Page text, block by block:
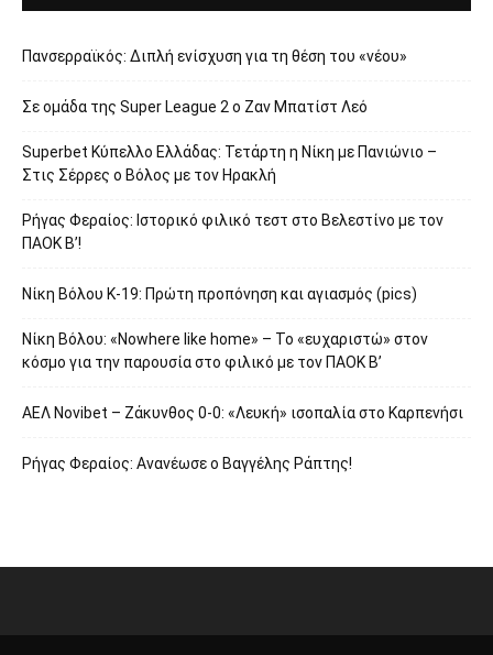
Πανσερραϊκός: Διπλή ενίσχυση για τη θέση του «νέου»
Σε ομάδα της Super League 2 o Ζαν Μπατίστ Λεό
Superbet Κύπελλο Ελλάδας: Τετάρτη η Νίκη με Πανιώνιο –
Στις Σέρρες ο Βόλος με τον Ηρακλή
Ρήγας Φεραίος: Ιστορικό φιλικό τεστ στο Βελεστίνο με τον
ΠΑΟΚ Β’!
Νίκη Βόλου Κ-19: Πρώτη προπόνηση και αγιασμός (pics)
Νίκη Βόλου: «Nowhere like home» – Το «ευχαριστώ» στον
κόσμο για την παρουσία στο φιλικό με τον ΠΑΟΚ Β’
ΑΕΛ Novibet – Ζάκυνθος 0-0: «Λευκή» ισοπαλία στο Καρπενήσι
Ρήγας Φεραίος: Ανανέωσε ο Βαγγέλης Ράπτης!